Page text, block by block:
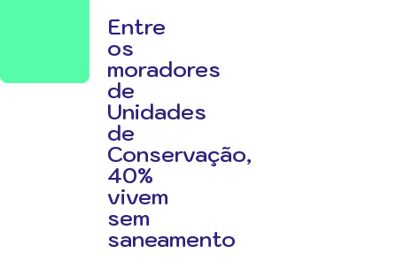
Entre
os
moradores
de
Unidades
de
Conservação,
40%
vivem
sem
saneamento